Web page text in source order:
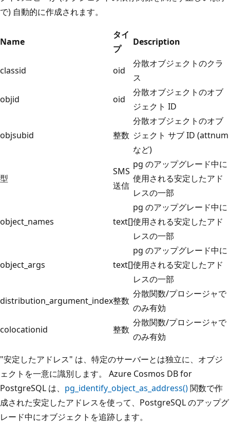
で) 自動的に作成されます。
Name
タイ
プ
Description
classid oid
分散オブジェクトのクラ
ス
objid
oid
分散オブジェクトのオブ
ジェクト ID
objsubid 整数
分散オブジェクトのオブ
ジェクト サブ ID (attnum
など)
型
SMS
送信
pg のアップグレード中に
使用される安定したアド
レスの一部
object_names text[]
pg のアップグレード中に
使用される安定したアド
レスの一部
object_args text[]
pg のアップグレード中に
使用される安定したアド
レスの一部
distribution_argument_index整数
分散関数/プロシージャで
のみ有効
colocationid
整数
分散関数/プロシージャで
のみ有効
"安定したアドレス" は、特定のサーバーとは独立に、オブジ
ェクトを一意に識別します。 Azure Cosmos DB for
PostgreSQL は、 pg_identify_object_as_address()関数で作
成された安定したアドレスを使って、PostgreSQL のアップグ
レード中にオブジェクトを追跡します。